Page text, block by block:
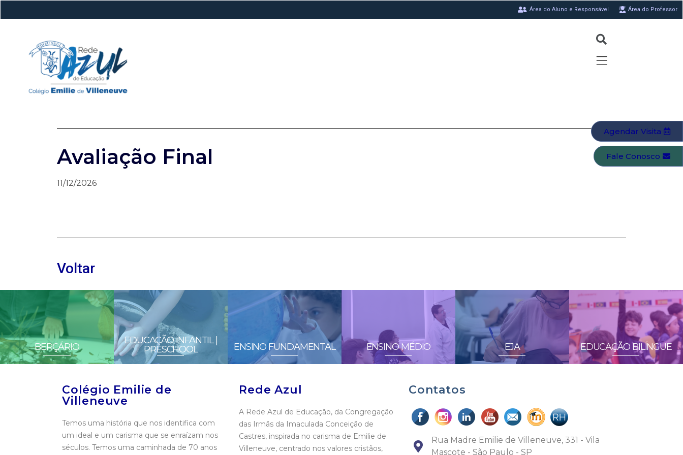
Área do Aluno e Responsável Área do Professor
Agendar Visita
Fale Conosco
Avaliação Final
11/12/2026
Voltar
BERÇÁRIO
EDUCAÇÃO INFANTIL |
PRESCHOOL
ENSINO FUNDAMENTAL ENSINO MÉDIO EJA EDUCAÇÃO BILÍNGUE
Colégio Emilie de
Villeneuve
Temos uma história que nos identifica com
um ideal e um carisma que se enraízam nos
séculos. Temos uma caminhada de 70 anos
Rede Azul
A Rede Azul de Educação, da Congregação
das Irmãs da Imaculada Conceição de
Castres, inspirada no carisma de Emilie de
Villeneuve, centrado nos valores cristãos,
Contatos
Rua Madre Emilie de Villeneuve, 331 - Vila
Mascote - São Paulo - SP